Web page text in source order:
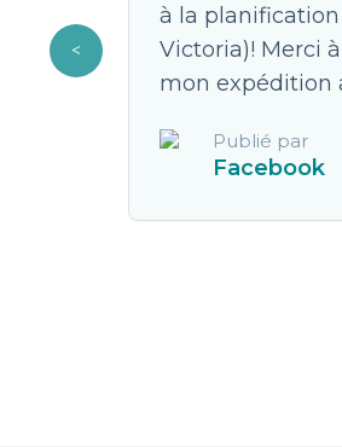
pour
faute.
à la
Victoria)! Merci
mon expédition
Publié par
Facebook